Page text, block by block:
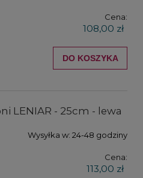
Cena:
108,00 zł
DO KOSZYKA
LENIAR - 25cm - lewa
Wysyłka w: 24-48 godziny
Cena:
113,00 zł